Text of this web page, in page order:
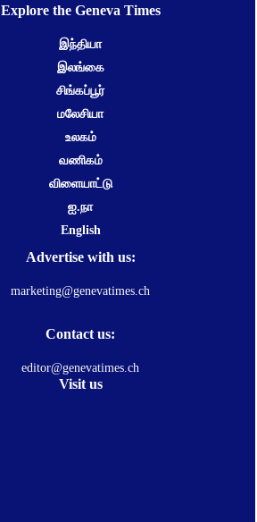
Explore the Geneva Times
இந்தியா
இலங்கை
சிங்கப்பூர்
மலேசியா
உலகம்
வணிகம்
விளையாட்டு
ஐ.நா
English
Advertise with us:
marketing@genevatimes.ch
Contact us:
editor@genevatimes.ch
Visit us